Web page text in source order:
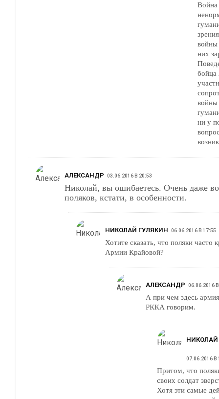
Война
войны
них
бойца
войны
ни у
АЛЕКСАНДР 03.06.2016 В 20:53
Николай, вы ошибаетесь. Очень даже возникают. У
поляков, кстати, в особенности.
НИКОЛАЙ ГУЛЯКИН 06.06.2016 В 17:55
Хотите сказать, что поляки часто
Армии Крайовой?
АЛЕКСАНДР 06.06.2016
А при чем здесь
РККА говорим.
НИКОЛАЙ
07.06.2016 В
Притом, что
своих солдат
Хотя эти самые